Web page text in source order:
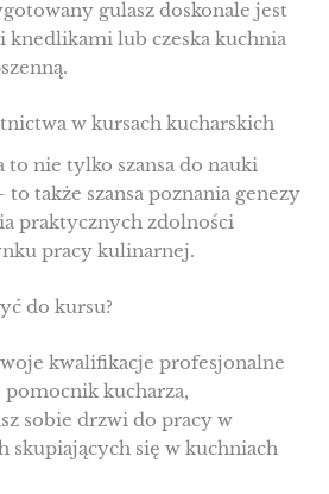
gulasz doskonale jest
lub czeska kuchnia
w kursach kucharskich
to nie tylko szansa do nauki
także szansa poznania genezy
praktycznych zdolności
pracy kulinarnej.
do kursu?
kwalifikacje profesjonalne
pomocnik kucharza,
sobie drzwi do pracy w
skupiających się w kuchniach